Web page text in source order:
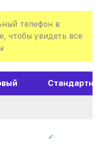
телефон в
чтобы увидеть все
✔